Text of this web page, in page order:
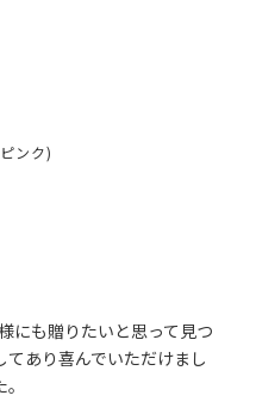
ンク)
にも贈りたいと思って見つ
あり喜んでいただけまし